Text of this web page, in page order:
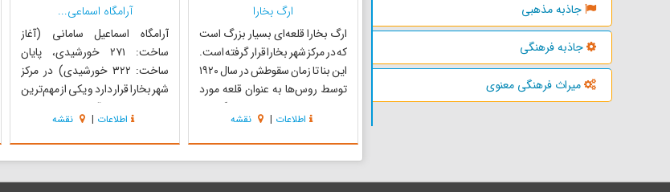
جاذبه مذهبی
جاذبه فرهنگی
میراث فرهنگی معنوی
ارگ بخارا
ارگ بخارا قلعه‌ای بسیار بزرگ است
که در مرکز شهر بخارا قرار گرفته است.
این بنا تا زمان سقوطش در سال ۱۹۲۰
توسط روس‌ها به عنوان قلعه مورد
استفاده بوده است. امروزه ارگ یک
جاذبه توریستی برای شهر بخارا است
و تاریخچه‌اش در موزه آن به نمایش
درآمده. برج و باروی ارگ بزرگترین
بنای خشتی بخارای ا...
اطلاعات | نقشه
آرامگاه اسماعی...
آرامگاه اسماعیل سامانی (آغاز
ساخت: ۲۷۱ خورشیدی، پایان
ساخت: ۳۲۲ خورشیدی) در مرکز
شهر بخارا قرار دارد و یکی از مهم‌ترین
بناهای باستانی آسیای میانه بشمار
می‌رود. تا چند دهه اخیر بیشتر این
آرامگاه در زیر خاک قرار داشت و از این
رو در گذشت زمان آسیب چندانی
بخود ندیده است. امروزه تمام آن از
اطلاعات | نقشه